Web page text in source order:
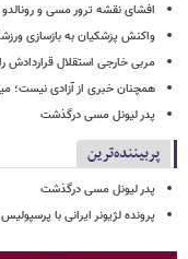
افشای نقشه ترور مسی و رونالدو
واکنش پزشکیان به بازسازی
مربی خارجی استقلال قراردادش
همچنان خبری از آزادی نیست؛
پدر لیونل مسی درگذشت
پربیننده‌ترین
پدر لیونل مسی درگذشت
پرونده لژیونر ایرانی با